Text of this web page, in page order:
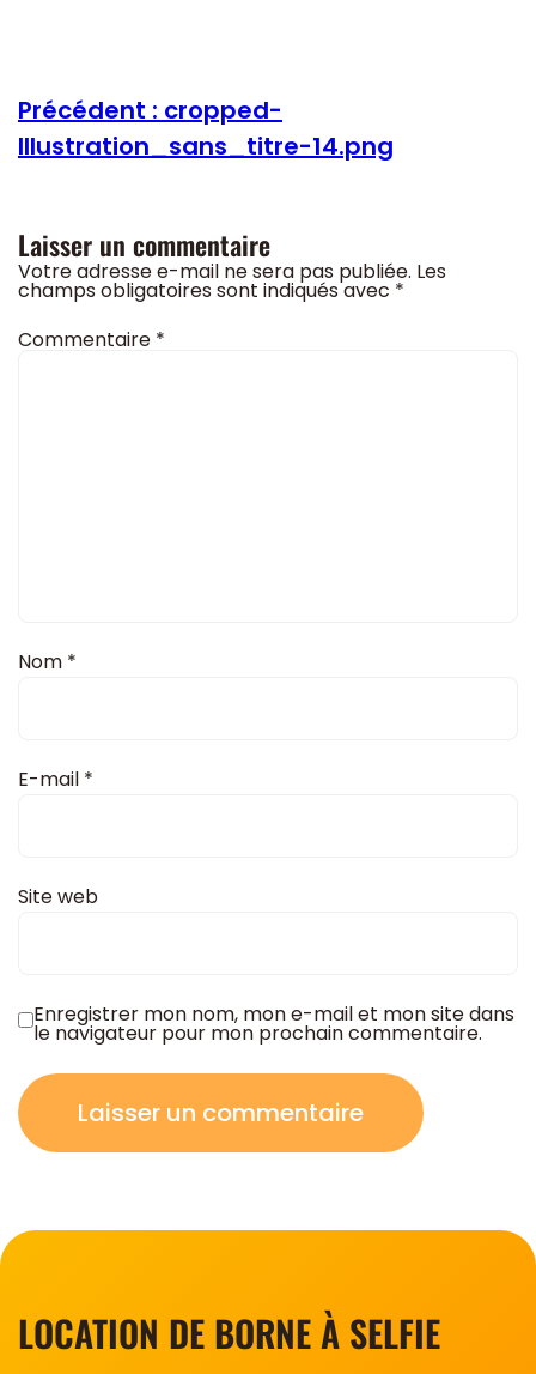
Précédent : cropped-
Illustration_sans_titre-14.png
Laisser un commentaire
Votre adresse e-mail ne sera pas publiée. Les
champs obligatoires sont indiqués avec *
Commentaire *
Nom *
E-mail *
Site web
Enregistrer mon nom, mon e-mail et mon site dans
le navigateur pour mon prochain commentaire.
LOCATION DE BORNE À SELFIE